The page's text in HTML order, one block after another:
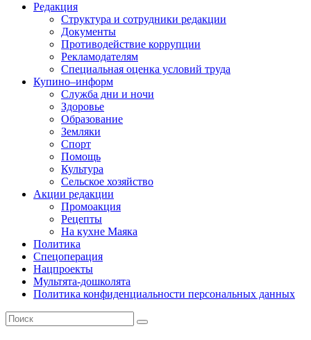
Редакция
Структура и сотрудники редакции
Документы
Противодействие коррупции
Рекламодателям
Специальная оценка условий труда
Купино–информ
Служба дни и ночи
Здоровье
Образование
Земляки
Спорт
Помощь
Культура
Сельское хозяйство
Акции редакции
Промоакция
Рецепты
На кухне Маяка
Политика
Спецоперация
Нацпроекты
Мультята-дошколята
Политика конфиденциальности персональных данных